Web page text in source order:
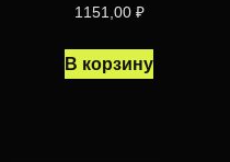
1151,00 ₽
В корзину